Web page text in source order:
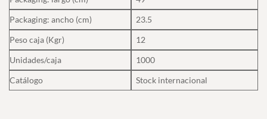
Packaging: ancho (cm)
23.5
Peso caja (Kgr)
12
Unidades/caja
1000
Catálogo
Stock internacional